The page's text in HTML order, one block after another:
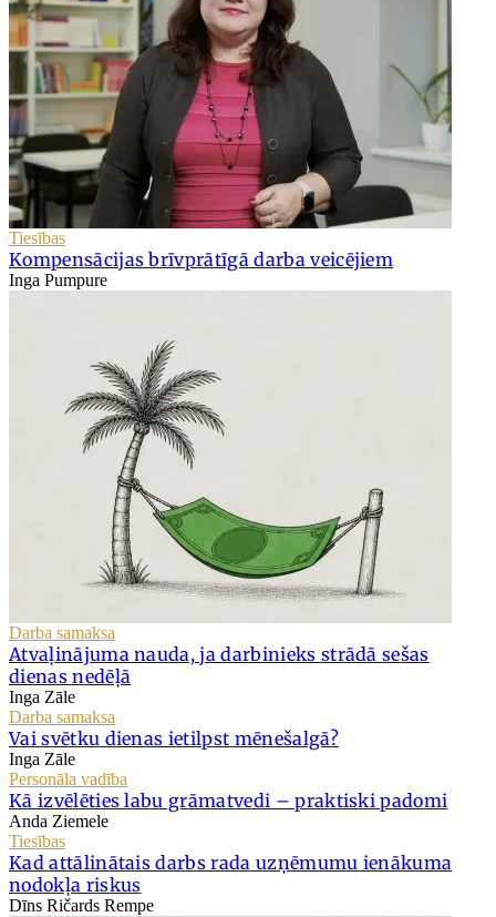
Tiesības
Kompensācijas brīvprātīgā darba veicējiem
Inga Pumpure
Darba samaksa
Atvaļinājuma nauda, ja darbinieks strādā sešas
dienas nedēļā
Inga Zāle
Darba samaksa
Vai svētku dienas ietilpst mēnešalgā?
Inga Zāle
Personāla vadība
Kā izvēlēties labu grāmatvedi – praktiski padomi
Anda Ziemele
Tiesības
Kad attālinātais darbs rada uzņēmumu ienākuma
nodokļa riskus
Dīns Ričards Rempe